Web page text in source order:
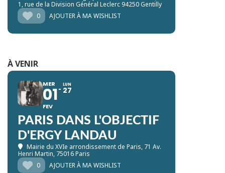
1, rue de la Division Général Leclerc 94250 Gentilly
0
AJOUTER À MA WISHLIST
À VENIR
MER
01
FEV
LUN
27
PARIS DANS L'OBJECTIF
D'ERGY LANDAU
Mairie du XVIe arrondissement de Paris, 71 Av.
Henri Martin, 75016 Paris
0
AJOUTER À MA WISHLIST